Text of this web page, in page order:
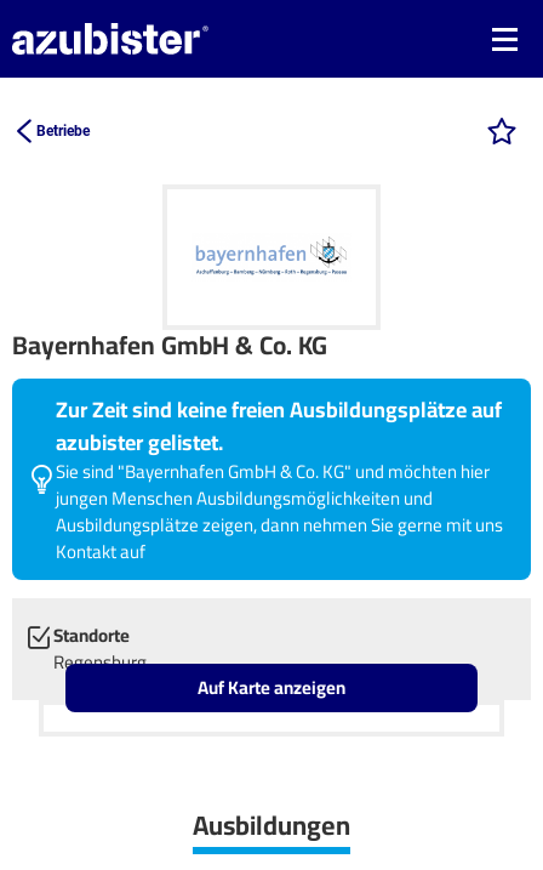
Betriebe
Bayernhafen GmbH & Co. KG
Zur Zeit sind keine freien Ausbildungsplätze auf
azubister gelistet.
Sie sind "Bayernhafen GmbH & Co. KG" und möchten hier
jungen Menschen Ausbildungsmöglichkeiten und
Ausbildungsplätze zeigen, dann nehmen Sie gerne mit uns
Kontakt auf
Standorte
Regensburg
Leaflet OpenStreetMap2
Auf Karte anzeigen
Ausbildungen